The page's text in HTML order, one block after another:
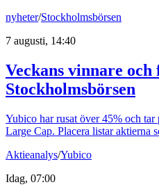
nyheter/Stockholmsbörsen
7 augusti, 14:40
Veckans vinnare
Stockholmsbörsen
Yubico har rusat över 45% och tar
Large Cap. Placera listar aktierna
Aktieanalys/Yubico
Idag, 07:00